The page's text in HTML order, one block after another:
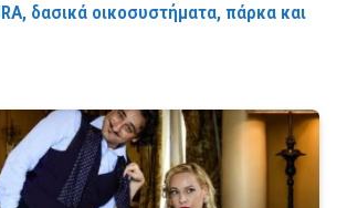
δασικά οικοσυστήματα, πάρκα και